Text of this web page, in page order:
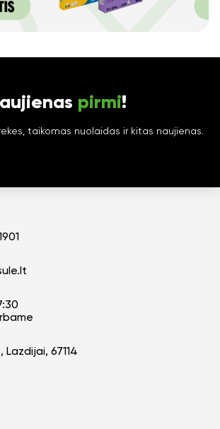
pirmi!
taikomas nuolaidas ir kitas naujienas.
Lazdijai, 67114